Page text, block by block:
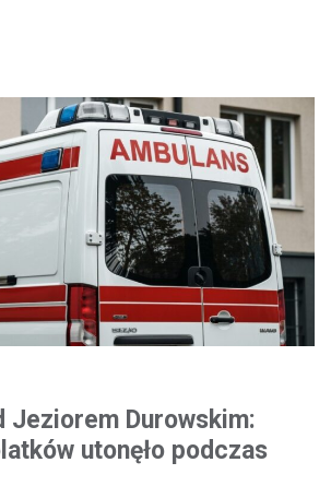
Jeziorem Durowskim:
utonęło podczas